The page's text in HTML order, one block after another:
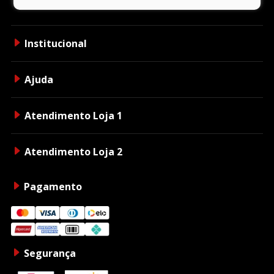
Institucional
Ajuda
Atendimento Loja 1
Atendimento Loja 2
Pagamento
Segurança